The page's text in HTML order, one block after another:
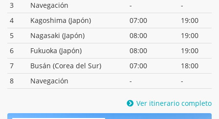
3
Navegación -
-
4
Kagoshima (Japón) 07:00
19:00
5
Nagasaki (Japón) 08:00
19:00
6
Fukuoka (Japón) 08:00
19:00
7
Busán (Corea del Sur) 07:00
18:00
8
Navegación - -
Ver itinerario completo